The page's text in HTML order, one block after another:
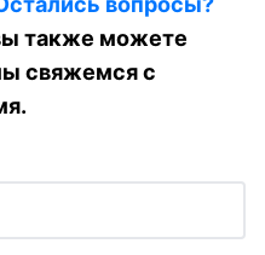
также можете
свяжемся с